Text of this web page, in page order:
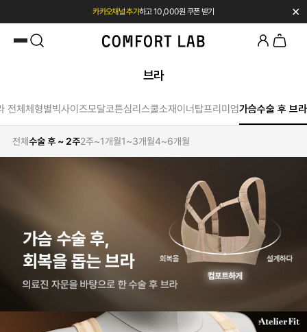
카카오채널 추가하고 10,000원 쿠폰 받기
첫 구매 전용 혜택 l 베스트셀러 50% OFF
✕
브라
전체체형별빅사이즈모달코튼심리스쿨소재이너탑프리미엄가슴수술 후 브라
전체수술 후 ~ 2주2주~1개월1~3개월4~6개월